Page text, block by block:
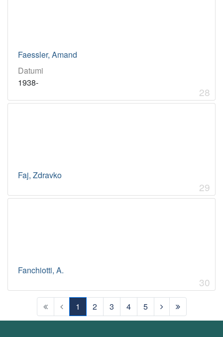
Faessler, Amand
Datumi
1938-
28
Faj, Zdravko
29
Fanchiotti, A.
30
1
(current)
2 3 4 5